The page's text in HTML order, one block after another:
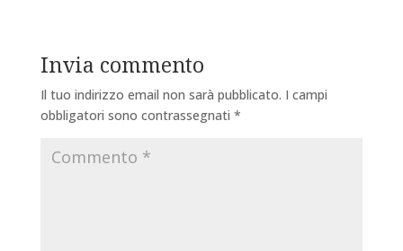
Invia commento
Il tuo indirizzo email non sarà pubblicato. I campi
obbligatori sono contrassegnati *